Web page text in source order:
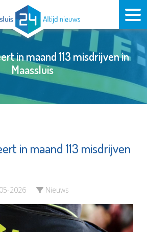
in maand 113 misdrijven in
Maassluis
in maand 113 misdrijven
2026 Nieuws